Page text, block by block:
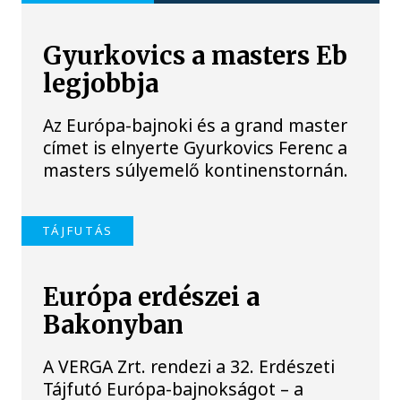
Gyurkovics a masters Eb
legjobbja
Az Európa-bajnoki és a grand master
címet is elnyerte Gyurkovics Ferenc a
masters súlyemelő kontinenstornán.
TÁJFUTÁS
Európa erdészei a
Bakonyban
A VERGA Zrt. rendezi a 32. Erdészeti
Tájfutó Európa-bajnokságot – a